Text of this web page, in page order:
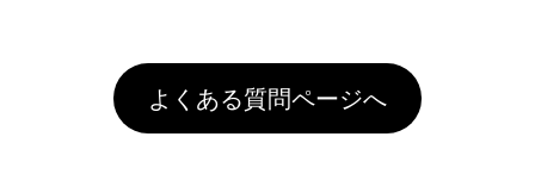
頂いても、ログインがされていなければ、ラン
クにカウントがされません。
害な性質で、水洗いで落とすことが可能です。
お手数ですが、お客様ご自身にて着用前に落と
していただけますようお願いいたします。※1
通常注文・直送機能でのご注文に関わらず、前
引」などによるお値引きで4,000円未満になる
場合は送料がかかりますので、ご注意くださ
い。
よくある質問ページへ